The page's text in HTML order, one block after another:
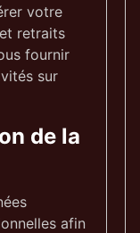
votre
retraits
fournir
sur
de la
afin